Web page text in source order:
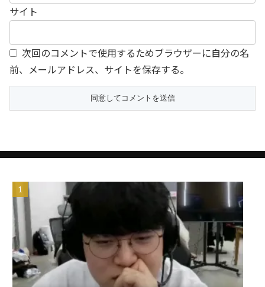
サイト
次回のコメントで使用するためブラウザーに自分の名
前、メールアドレス、サイトを保存する。